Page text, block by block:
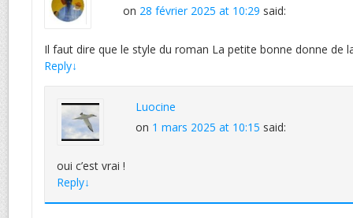
on 28 février 2025 at 10:29 said:
Il faut dire que le style du roman La petite bonne donne de
Reply↓
Luocine
on 1 mars 2025 at 10:15 said:
oui c’est vrai !
Reply↓